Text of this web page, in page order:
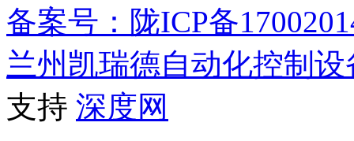
备案号：陇ICP备
兰州凯瑞德自动化控制
支持 深度网